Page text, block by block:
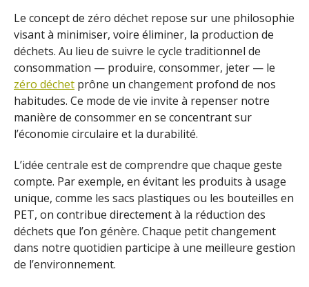
Le concept de zéro déchet repose sur une philosophie
visant à minimiser, voire éliminer, la production de
déchets. Au lieu de suivre le cycle traditionnel de
consommation — produire, consommer, jeter — le
zéro déchet prône un changement profond de nos
habitudes. Ce mode de vie invite à repenser notre
manière de consommer en se concentrant sur
l’économie circulaire et la durabilité.
L’idée centrale est de comprendre que chaque geste
compte. Par exemple, en évitant les produits à usage
unique, comme les sacs plastiques ou les bouteilles en
PET, on contribue directement à la réduction des
déchets que l’on génère. Chaque petit changement
dans notre quotidien participe à une meilleure gestion
de l’environnement.